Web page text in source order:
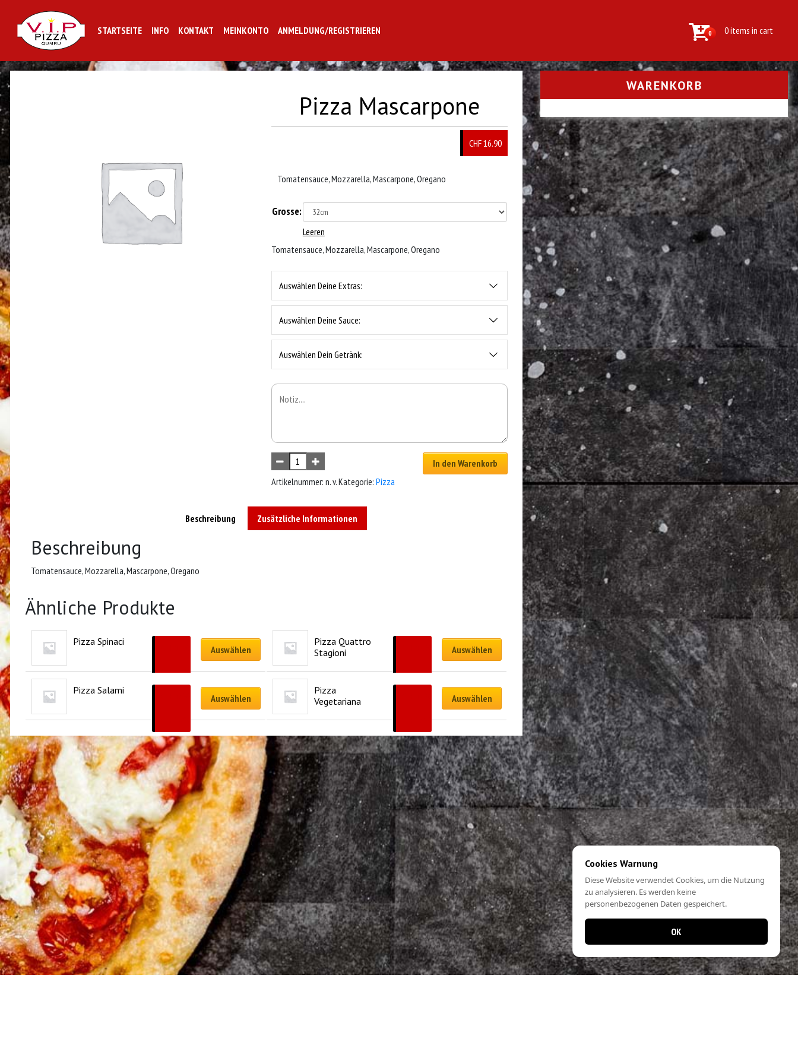
STARTSEITE INFO KONTAKT MEINKONTO ANMELDUNG/REGISTRIEREN 0 0 items in cart
Pizza Mascarpone
CHF 16.90
Tomatensauce, Mozzarella, Mascarpone, Oregano
Grosse:
Leeren
Tomatensauce, Mozzarella, Mascarpone, Oregano
Auswählen Deine Extras:
Auswählen Deine Sauce:
Auswählen Dein Getränk:
In den Warenkorb
Artikelnummer: n. v.Kategorie: Pizza
Beschreibung Zusätzliche Informationen
Beschreibung
Tomatensauce, Mozzarella, Mascarpone, Oregano
Ähnliche Produkte
Pizza Spinaci
CHF26.90
Auswählen
Pizza Quattro
Stagioni
CHF27.90
Auswählen
Pizza Salami
26.90
Auswählen
Pizza
Vegetariana
Auswählen
WARENKORB
Cookies Warnung
Diese Website verwendet Cookies, um die Nutzung
zu analysieren. Es werden keine
personenbezogenen Daten gespeichert.
OK